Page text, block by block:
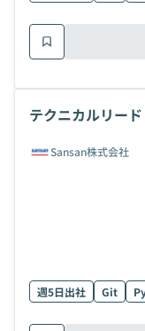
テクニカルリー
Sansan株式会社
週5日出社 Git